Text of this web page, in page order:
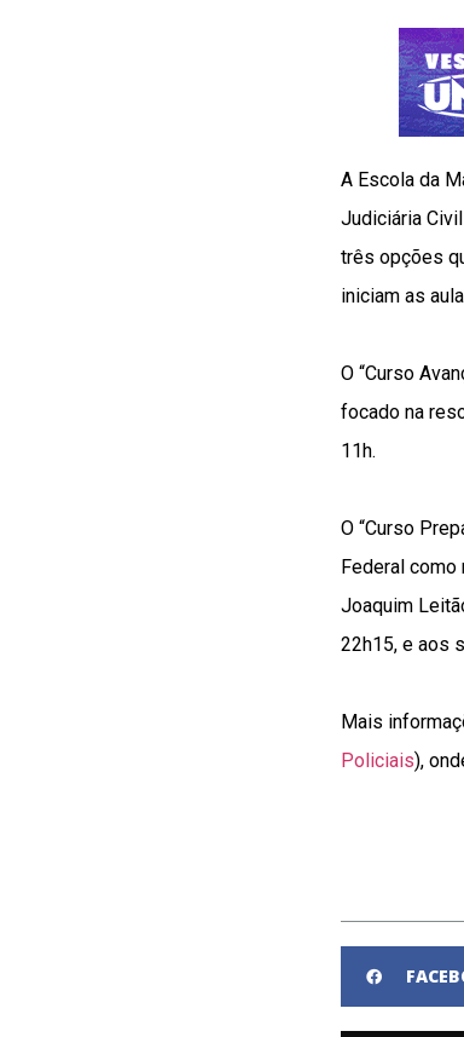
A Escola da
Judiciária
três opções
iniciam as
O “Curso
focado na
11h.
O “Curso
Federal
Joaquim
22h15, e aos
Mais
Policiais),